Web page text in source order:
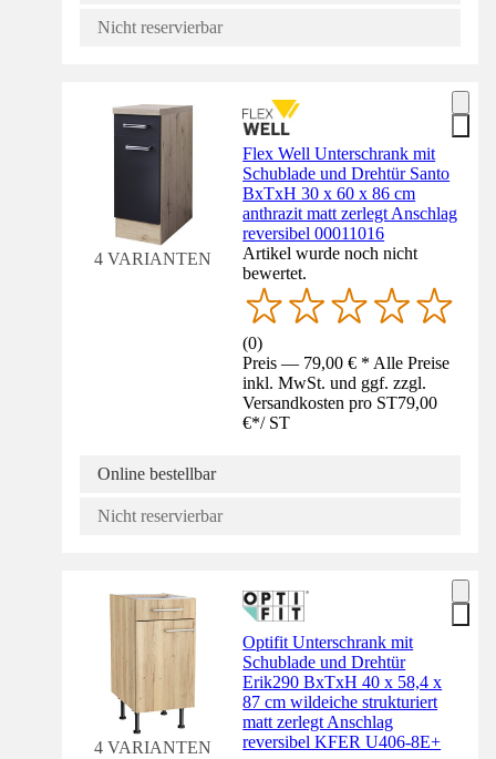
Nicht reservierbar
4 VARIANTEN
Flex Well Unterschrank mit
Schublade und Drehtür Santo
BxTxH 30 x 60 x 86 cm
anthrazit matt zerlegt Anschlag
reversibel 00011016
Artikel wurde noch nicht
bewertet.
(0)
Preis — 79,00 € * Alle Preise
inkl. MwSt. und ggf. zzgl.
Versandkosten pro ST79,00
€*/ ST
Online bestellbar
Nicht reservierbar
4 VARIANTEN
Optifit Unterschrank mit
Schublade und Drehtür
Erik290 BxTxH 40 x 58,4 x
87 cm wildeiche strukturiert
matt zerlegt Anschlag
reversibel KFER U406-8E+